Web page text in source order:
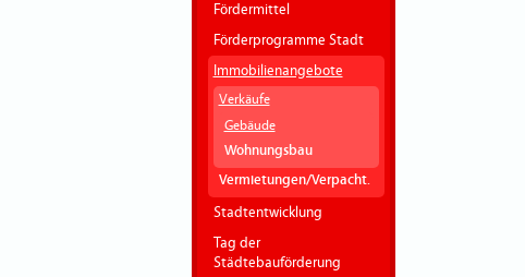
Fördermittel
Förderprogramme Stadt
Immobilienangebote
Verkäufe
Gebäude
Wohnungsbau
Vermietungen/Verpacht.
Stadtentwicklung
Tag der
Städtebauförderung